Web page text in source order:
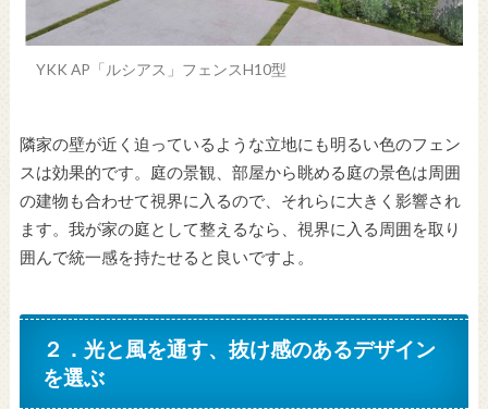
YKK AP「ルシアス」フェンスH10型
隣家の壁が近く迫っているような立地にも明るい色のフェン
スは効果的です。庭の景観、部屋から眺める庭の景色は周囲
の建物も合わせて視界に入るので、それらに大きく影響され
ます。我が家の庭として整えるなら、視界に入る周囲を取り
囲んで統一感を持たせると良いですよ。
２．光と風を通す、抜け感のあるデザイン
を選ぶ